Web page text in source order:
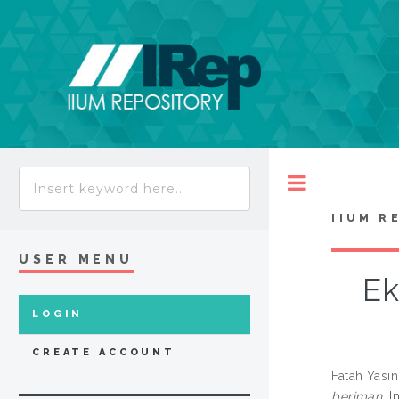
IIUM
Fatah
USER MENU
LOGIN
CREATE ACCOUNT